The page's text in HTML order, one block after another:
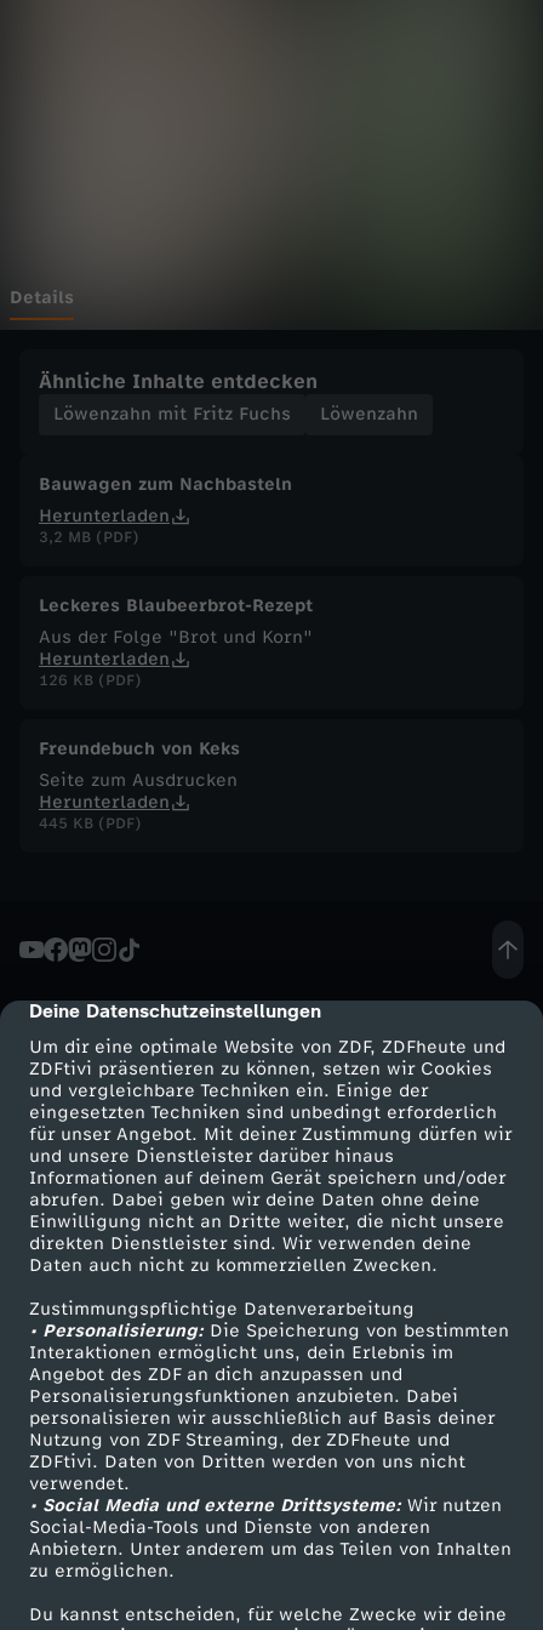
cmp-dialog-description
Deine Datenschutzeinstellungen
Um dir eine optimale Website von ZDF, ZDFheute und
ZDFtivi präsentieren zu können, setzen wir Cookies
und vergleichbare Techniken ein. Einige der
eingesetzten Techniken sind unbedingt erforderlich
für unser Angebot. Mit deiner Zustimmung dürfen wir
und unsere Dienstleister darüber hinaus
Informationen auf deinem Gerät speichern und/oder
abrufen. Dabei geben wir deine Daten ohne deine
Einwilligung nicht an Dritte weiter, die nicht unsere
direkten Dienstleister sind. Wir verwenden deine
Daten auch nicht zu kommerziellen Zwecken.
Zustimmungspflichtige Datenverarbeitung
• Personalisierung:Die Speicherung von bestimmten
Interaktionen ermöglicht uns, dein Erlebnis im
Angebot des ZDF an dich anzupassen und
Personalisierungsfunktionen anzubieten. Dabei
personalisieren wir ausschließlich auf Basis deiner
Nutzung von ZDF Streaming, der ZDFheute und
ZDFtivi. Daten von Dritten werden von uns nicht
verwendet.
• Social Media und externe Drittsysteme:Wir nutzen
Social-Media-Tools und Dienste von anderen
Anbietern. Unter anderem um das Teilen von Inhalten
zu ermöglichen.
Du kannst entscheiden, für welche Zwecke wir deine
F
i
t
z
F
u
h
s
H
ü
h
n
e
r
Details
Ähnliche Inhalte entdecken
Löwenzahn mit Fritz Fuchs Löwenzahn
Bauwagen zum Nachbasteln
Herunterladen
3,2 MB (PDF)
Leckeres Blaubeerbrot-Rezept
Aus der Folge "Brot und Korn"
Herunterladen
126 KB (PDF)
Freundebuch von Keks
Seite zum Ausdrucken
Herunterladen
445 KB (PDF)
Mehr ZDF
ZDF-Apps
Smart TV
ZDFtext
Livestreams
Sendungen A-Z
TV-Programm
Service
ZDFmitreden
Kontakt zum ZDF
Tickets
Zuschauerservice
Hilfe
ZDF Unternehmen
Karriere